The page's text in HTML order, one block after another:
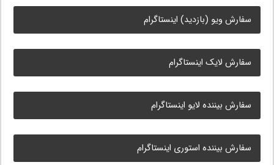
سفارش ویو (بازدید) اینستاگرام
سفارش لایک اینستاگرام
سفارش بیننده لایو اینستاگرام
سفارش بیننده استوری اینستاگرام